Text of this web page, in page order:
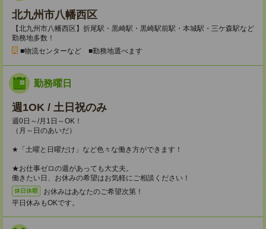
北九州市八幡西区
【北九州市八幡西区】折尾駅・黒崎駅・黒崎駅前駅・本城駅・三ケ森駅など
勤務地多数！
■物流センターなど ■勤務地選べます
勤務曜日
週1OK / 土日祝のみ
週0日～/月1日～OK！
（月～日のあいだ）
★「土曜と日曜だけ」など色々な働き方ができます！
★お仕事ゼロの週があっても大丈夫。
働きたい日、お休みの希望はお気軽にご相談ください！
休日休暇
お休みはあなたのご希望次第！
平日休みもOKです。